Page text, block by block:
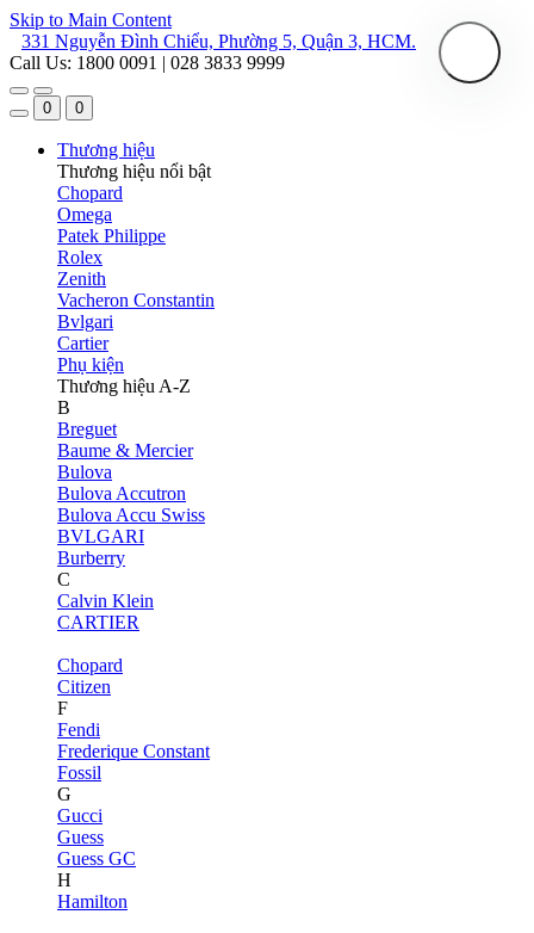
Skip to Main Content
331 Nguyễn Đình Chiểu, Phường 5, Quận 3, HCM.
Call Us: 1800 0091 | 028 3833 9999
0 0
Thương hiệu
Thương hiệu nổi bật
Chopard
Omega
Patek Philippe
Rolex
Zenith
Vacheron Constantin
Bvlgari
Cartier
Phụ kiện
Thương hiệu A-Z
B
Breguet
Baume & Mercier
Bulova
Bulova Accutron
Bulova Accu Swiss
BVLGARI
Burberry
C
Calvin Klein
CARTIER
Chopard
Citizen
F
Fendi
Frederique Constant
Fossil
G
Gucci
Guess
Guess GC
H
Hamilton